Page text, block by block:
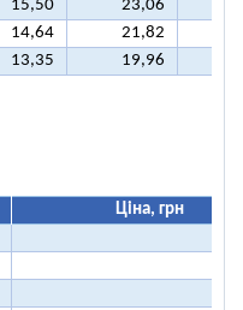
15,50 23,06
14,64 21,82
13,35 19,96
Ціна, грн